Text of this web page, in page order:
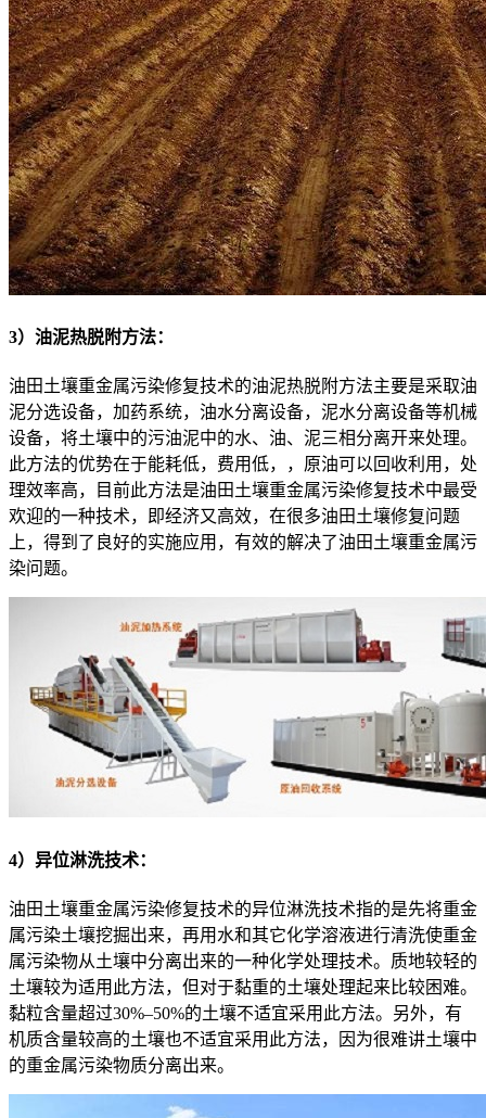
3）油泥热脱附方法：
油田土壤重金属污染修复技术的油泥热脱附方法主要是采取油
泥分选设备，加药系统，油水分离设备，泥水分离设备等机械
设备，将土壤中的污油泥中的水、油、泥三相分离开来处理。
此方法的优势在于能耗低，费用低，，原油可以回收利用，处
理效率高，目前此方法是油田土壤重金属污染修复技术中最受
欢迎的一种技术，即经济又高效，在很多油田土壤修复问题
上，得到了良好的实施应用，有效的解决了油田土壤重金属污
染问题。
4）异位淋洗技术：
油田土壤重金属污染修复技术的异位淋洗技术指的是先将重金
属污染土壤挖掘出来，再用水和其它化学溶液进行清洗使重金
属污染物从土壤中分离出来的一种化学处理技术。质地较轻的
土壤较为适用此方法，但对于黏重的土壤处理起来比较困难。
黏粒含量超过30%–50%的土壤不适宜采用此方法。另外，有
机质含量较高的土壤也不适宜采用此方法，因为很难讲土壤中
的重金属污染物质分离出来。